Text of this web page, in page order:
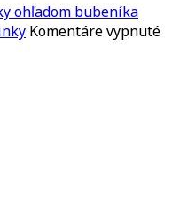
ohľadom bubeníka
Komentáre vypnuté